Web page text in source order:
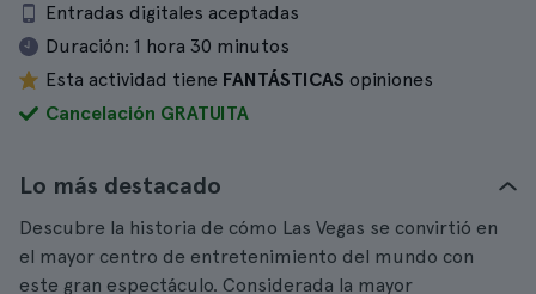
Entradas digitales aceptadas
Duración: 1 hora 30 minutos
Esta actividad tiene FANTÁSTICAS opiniones
Cancelación GRATUITA
Lo más destacado
Descubre la historia de cómo Las Vegas se convirtió en
el mayor centro de entretenimiento del mundo con
este gran espectáculo. Considerada la mayor